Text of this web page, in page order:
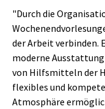
"Durch die
der Arbeit verbinden.
moderne
von Hilfsmitteln der
flexibles und
Atmosphäre